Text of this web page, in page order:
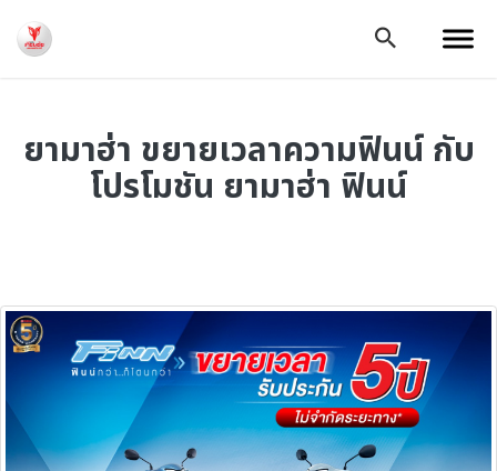
ยามาฮ่า ขยายเวลาความฟินน์ กับ
โปรโมชัน ยามาฮ่า ฟินน์